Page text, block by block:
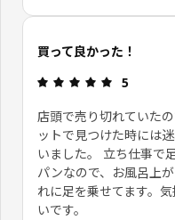
お客さまレビューをスキップ
買って良かった！
レビュー:
5
店頭で売り切れていた
ットで見つけた時には
いました。 立ち仕事で
パンなので、お風呂上
れに足を乗せてます。
いです。